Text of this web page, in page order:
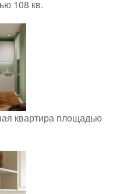
108 кв.
квартира площадью